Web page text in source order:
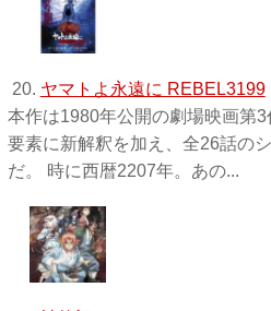
20. ヤマトよ永遠に REBEL3199
本作は1980年公開の劇場映画第
要素に新解釈を加え、全26話の
だ。 時に西暦2207年。あの...